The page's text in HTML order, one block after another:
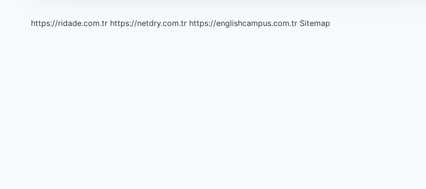
https://ridade.com.tr https://netdry.com.tr https://englishcampus.com.tr Sitemap